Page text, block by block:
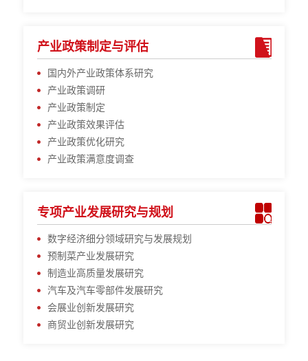
产业政策制定与评估
国内外产业政策体系研究
产业政策调研
产业政策制定
产业政策效果评估
产业政策优化研究
产业政策满意度调查
专项产业发展研究与规划
数字经济细分领域研究与发展规划
预制菜产业发展研究
制造业高质量发展研究
汽车及汽车零部件发展研究
会展业创新发展研究
商贸业创新发展研究